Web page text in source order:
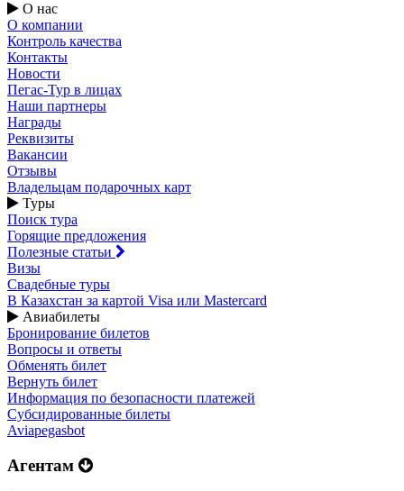
О нас
О компании
Контроль качества
Контакты
Новости
Пегас-Тур в лицах
Наши партнеры
Награды
Реквизиты
Вакансии
Отзывы
Владельцам подарочных карт
Туры
Поиск тура
Горящие предложения
Полезные статьи
Визы
Свадебные туры
В Казахстан за картой Visa или Masterсard
Авиабилеты
Бронирование билетов
Вопросы и ответы
Обменять билет
Вернуть билет
Информация по безопасности платежей
Субсидированные билеты
Aviapegasbot
Агентам